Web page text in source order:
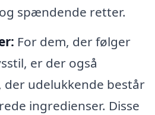
spændende retter.
For dem, der følger
er der også
der udelukkende består
ingredienser. Disse